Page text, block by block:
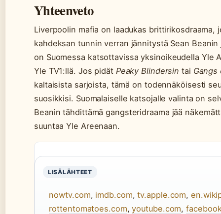
Yhteenveto
Liverpoolin mafia on laadukas brittirikosdraama,
kahdeksan tunnin verran jännitystä Sean Beanin
on Suomessa katsottavissa yksinoikeudella Yle
Yle TV1:llä. Jos pidät Peaky Blindersin tai
kaltaisista sarjoista, tämä on todennäköisesti
suosikkisi. Suomalaiselle katsojalle valinta on
Beanin tähdittämä gangsteridraama jää
suuntaa Yle Areenaan.
LISÄLÄHTEET
nowtv.com, imdb.com,tv.apple.com,
rottentomatoes.com,youtube.com,